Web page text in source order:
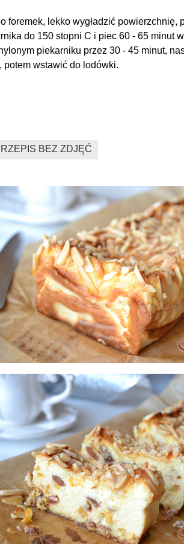
foremek, lekko wygładzić powierzchnię,
do 150 stopni C i piec 60 - 65 minut
piekarniku przez 30 - 45 minut,
potem wstawić do lodówki.
BEZ ZDJĘĆ